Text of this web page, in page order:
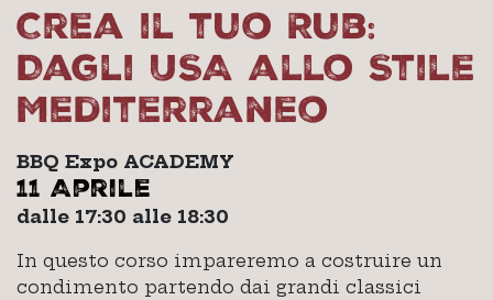
Crea il tuo Rub:
Dagli USA allo Stile
Mediterraneo
BBQ Expo ACADEMY
11 Aprile
dalle 17:30 alle 18:30
In questo corso impareremo a costruire un
condimento partendo dai grandi classici